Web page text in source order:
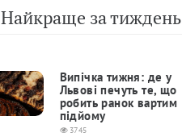
Найкраще за тиждень
Випічка тижня: де у
Львові печуть те, що
робить ранок вартим
підйому
3745